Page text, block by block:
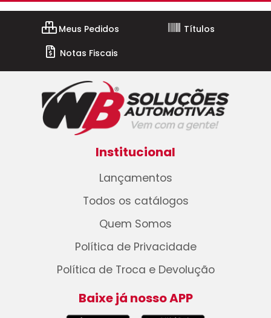
Meus Pedidos
Títulos
Notas Fiscais
Institucional
Lançamentos
Todos os catálogos
Quem Somos
Política de Privacidade
Política de Troca e Devolução
Baixe já nosso APP